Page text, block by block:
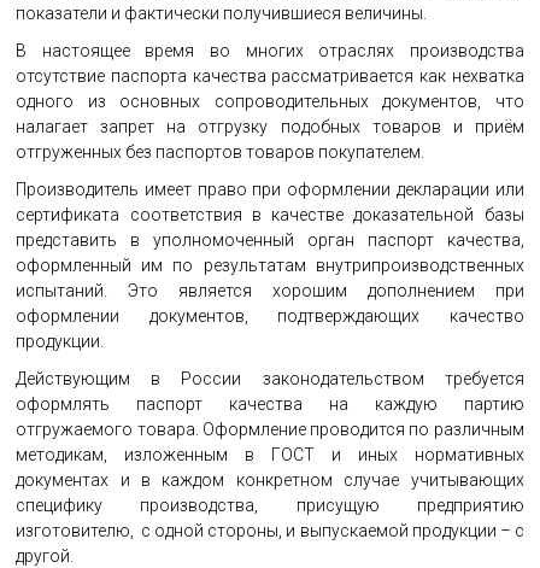
показатели и фактически получившиеся величины.
В настоящее время во многих отраслях производства
отсутствие паспорта качества рассматривается как нехватка
одного из основных сопроводительных документов, что
налагает запрет на отгрузку подобных товаров и приём
отгруженных без паспортов товаров покупателем.
Производитель имеет право при оформлении декларации или
сертификата соответствия в качестве доказательной базы
представить в уполномоченный орган паспорт качества,
оформленный им по результатам внутрипроизводственных
испытаний. Это является хорошим дополнением при
оформлении документов, подтверждающих качество
продукции.
Действующим в России законодательством требуется
оформлять паспорт качества на каждую партию
отгружаемого товара. Оформление проводится по различным
методикам, изложенным в ГОСТ и иных нормативных
документах и в каждом конкретном случае учитывающих
специфику производства, присущую предприятию
изготовителю, с одной стороны, и выпускаемой продукции – с
другой.